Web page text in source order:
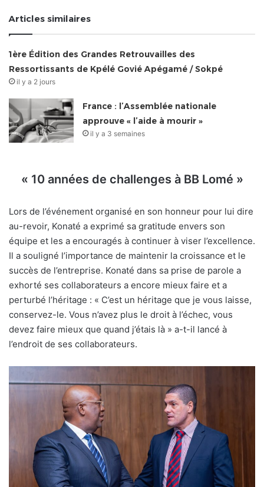
Articles similaires
1ère Édition des Grandes Retrouvailles des
Ressortissants de Kpélé Govié Apégamé / Sokpé
il y a 2 jours
France : l’Assemblée nationale
approuve « l’aide à mourir »
il y a 3 semaines
« 10 années de challenges à BB Lomé »
Lors de l’événement organisé en son honneur pour lui dire
au-revoir, Konaté a exprimé sa gratitude envers son
équipe et les a encouragés à continuer à viser l’excellence.
Il a souligné l’importance de maintenir la croissance et le
succès de l’entreprise. Konaté dans sa prise de parole a
exhorté ses collaborateurs a encore mieux faire et a
perturbé l’héritage : « C’est un héritage que je vous laisse,
conservez-le. Vous n’avez plus le droit à l’échec, vous
devez faire mieux que quand j’étais là » a-t-il lancé à
l’endroit de ses collaborateurs.